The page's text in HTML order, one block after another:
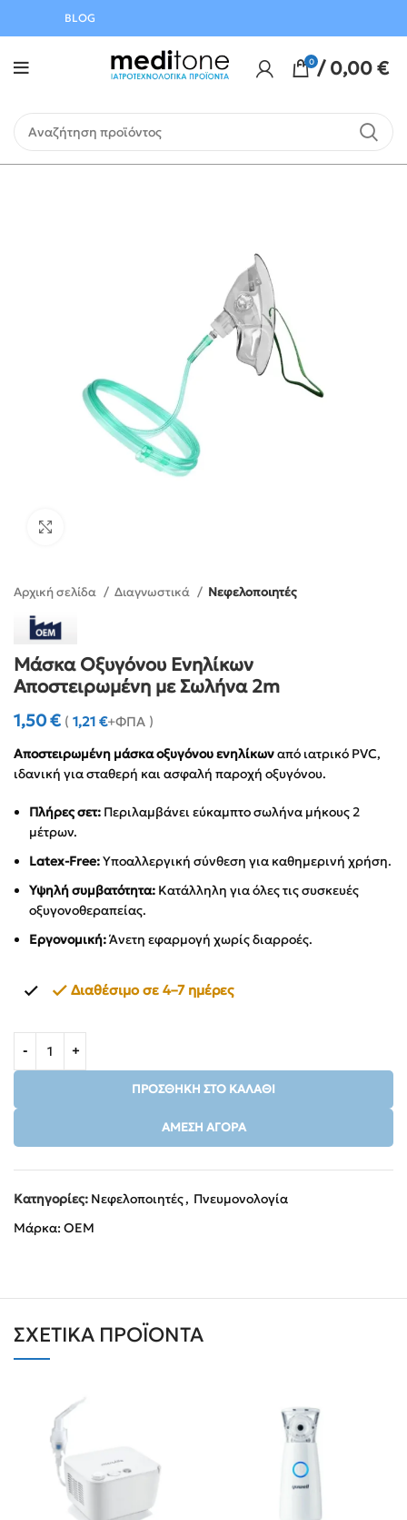
BLOG
0 / 0,00€
Αρχική σελίδα Διαγνωστικά Νεφελοποιητές
Μάσκα Οξυγόνου Ενηλίκων
Αποστειρωμένη με Σωλήνα 2m
1,50€ ( 1,21 €+ΦΠΑ )
Αποστειρωμένη μάσκα οξυγόνου ενηλίκωναπό ιατρικό PVC,
ιδανική για σταθερή και ασφαλή παροχή οξυγόνου.
Πλήρες σετ: Περιλαμβάνει εύκαμπτο σωλήνα μήκους 2
μέτρων.
Latex-Free:Υποαλλεργική σύνθεση για καθημερινή χρήση.
Υψηλή συμβατότητα: Κατάλληλη για όλες τις συσκευές
οξυγονοθεραπείας.
Εργονομική:Άνετη εφαρμογή χωρίς διαρροές.
Διαθέσιμο σε 4–7 ημέρες
ΠΡΟΣΘΉΚΗ ΣΤΟ ΚΑΛΆΘΙ
ΆΜΕΣΗ ΑΓΟΡΆ
Κατηγορίες: Νεφελοποιητές, Πνευμονολογία
Μάρκα: OEM
ΣΧΕΤΙΚΆ ΠΡΟΪΌΝΤΑ
Αυγούστου